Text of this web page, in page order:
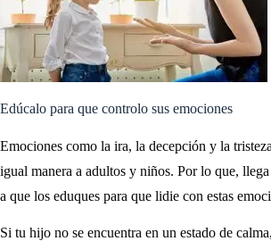
Edúcalo para que controlo sus emociones
Emociones como la ira, la decepción y la
igual manera a adultos y niños. Por lo que,
a que los eduques para que lidie con estas
Si tu hijo no se encuentra en un estado de